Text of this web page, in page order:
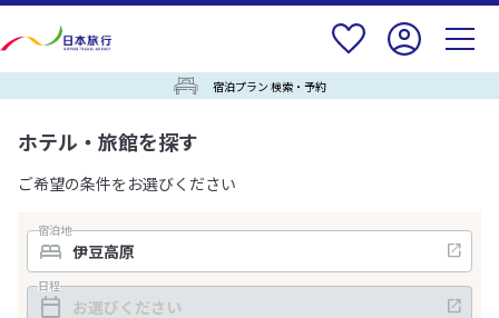
宿泊プラン 検索・予約
ホテル・旅館を探す
ご希望の条件をお選びください
宿泊地
日程